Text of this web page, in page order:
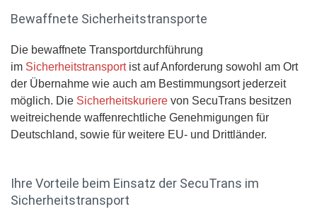
Bewaffnete Sicherheitstransporte
Die bewaffnete Transportdurchführung
im Sicherheitstransportist auf Anforderung sowohl am Ort
der Übernahme wie auch am Bestimmungsort jederzeit
möglich. Die Sicherheitskuriere von SecuTrans besitzen
weitreichende waffenrechtliche Genehmigungen für
Deutschland, sowie für weitere EU- und Drittländer.
Ihre Vorteile beim Einsatz der SecuTrans im
Sicherheitstransport